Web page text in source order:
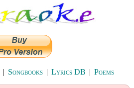
| Songbooks | Lyrics DB | Poems